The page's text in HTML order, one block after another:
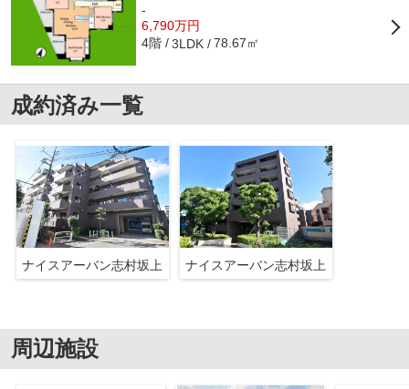
-
6,790万円
4階 3LDK 78.67㎡
成約済み一覧
ナイスアーバン志村坂上 ナイスアーバン志村坂上
周辺施設